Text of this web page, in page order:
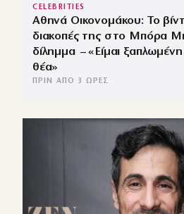
CELEBRITIES
Αθηνά Οικονομάκου: Το
διακοπές της στο Μπόρα
δίλημμα – «Είμαι
θέα»
ΠΡΙΝ ΑΠΌ 3 ΏΡΕΣ